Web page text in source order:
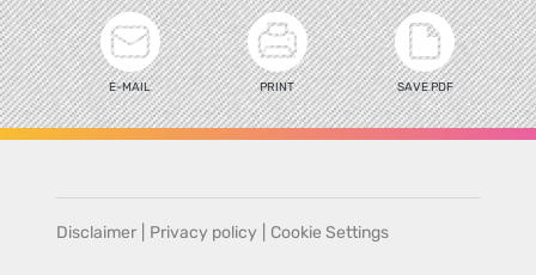
E-MAIL PRINT SAVE PDF
Disclaimer Privacy policy Cookie Settings